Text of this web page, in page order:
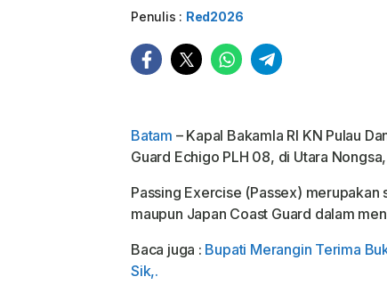
Penulis : Red2026
Batam – Kapal Bakamla RI KN Pulau
Guard Echigo PLH 08, di Utara
Passing Exercise (Passex)
maupun Japan Coast Guard dalam
Baca juga : Bupati Merangin Terima
Sik,.